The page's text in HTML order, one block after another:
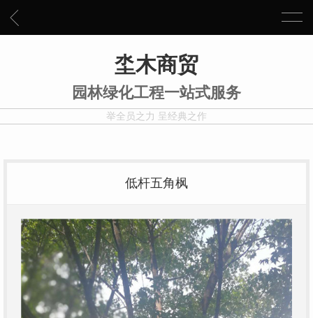
坔木商贸
园林绿化工程一站式服务
举全员之力 呈经典之作
低杆五角枫